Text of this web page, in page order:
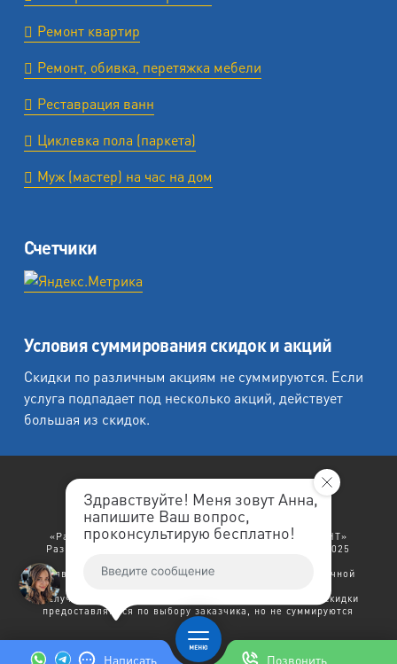
Написать Позвонить
Здравствуйте! Меня зовут Анна,
напишите Ваш вопрос,
проконсультирую бесплатно!
Ремонт квартир
Ремонт, обивка, перетяжка мебели
Реставрация ванн
Циклевка пола (паркета)
Муж (мастер) на час на дом
Счетчики
Условия суммирования скидок и акций
Скидки по различным акциям не суммируются. Если
услуга подпадает под несколько акций, действует
большая из скидок.
«Любеция - студия печати на холсте».
«Рафаэль студия печати», «Ленремонт», «ЛЕНРЕМОНТ»
Разработка сайта: "
". Copyright © 1998-2025
Заявленный выше текст не является договором публичной
В случае возникновения права на несколько скидок - скидки
предоставляются по выбору заказчика, но не суммируются